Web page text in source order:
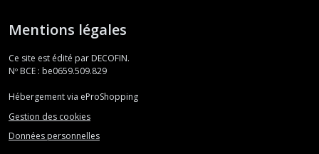
Mentions légales
Ce site est édité par DECOFIN.
Nº BCE : be0659.509.829
Hébergement via eProShopping
Gestion des cookies
Données personnelles